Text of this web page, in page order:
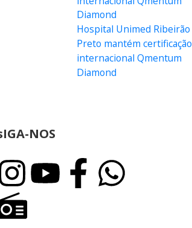
Hospital Unimed Ribeirão
Preto mantém certificação
internacional Qmentum
Diamond
NOS